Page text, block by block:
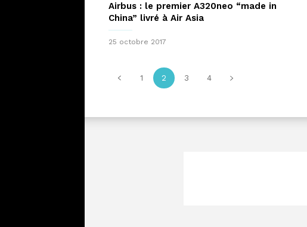
Airbus : le premier A320neo “made in
China” livré à Air Asia
25 octobre 2017
1 2 3 4